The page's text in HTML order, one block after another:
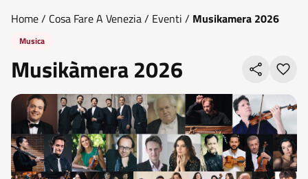
Home/ Cosa Fare A Venezia/ Eventi / Musikamera 2026
Musica
Musikàmera 2026